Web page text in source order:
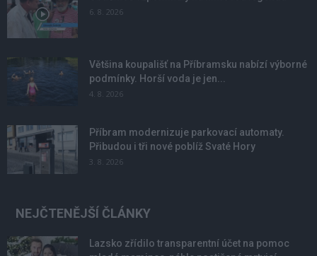
6. 8. 2026
Většina koupališť na Příbramsku nabízí výborné
podmínky. Horší voda je jen...
4. 8. 2026
Příbram modernizuje parkovací automaty.
Přibudou i tři nové poblíž Svaté Hory
3. 8. 2026
NEJČTENĚJŠÍ ČLÁNKY
Lazsko zřídilo transparentní účet na pomoc